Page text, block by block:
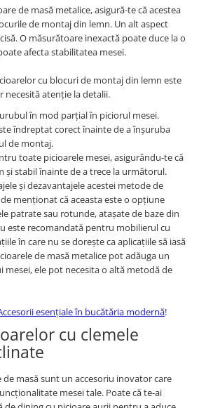
de masă metalice, asigură-te că acestea
de montaj din lemn. Un alt aspect
O măsurătoare inexactă poate duce la o
afecta stabilitatea mesei.
cu blocuri de montaj din lemn este
necesită atenție la detalii.
în mod parțial în piciorul mesei.
îndreptat corect înainte de a înșuruba
de montaj.
toate picioarele mesei, asigurându-te că
și stabil înainte de a trece la următorul.
și dezavantajele acestei metode de
menționat că aceasta este o opțiune
patrate sau rotunde, atașate de baze din
este recomandată pentru mobilierul cu
în care nu se dorește ca aplicațiile să iasă
de masă metalice pot adăuga un
mesei, ele pot necesita o altă metodă de
esențiale în bucătăria modernă!
cu clemele
masă sunt un accesoriu inovator care
mesei tale. Poate că te-ai